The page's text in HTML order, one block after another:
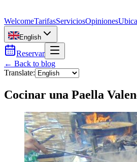
WelcomeTarifasServiciosOpiniones
English
Reservar
← Back to blog
Translate:
Cocinar una Paella